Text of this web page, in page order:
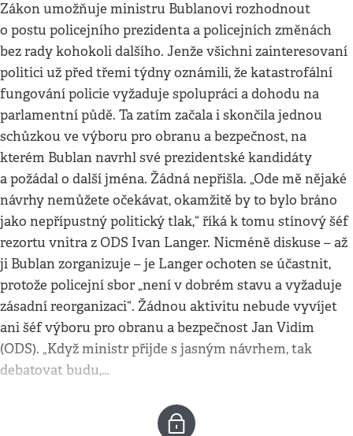
Zákon umožňuje ministru Bublanovi rozhodnout
o postu policejního prezidenta a policejních změnách
bez rady kohokoli dalšího. Jenže všichni zainteresovaní
politici už před třemi týdny oznámili, že katastrofální
fungování policie vyžaduje spolupráci a dohodu na
parlamentní půdě. Ta zatím začala i skončila jednou
schůzkou ve výboru pro obranu a bezpečnost, na
kterém Bublan navrhl své prezidentské kandidáty
a požádal o další jména. Žádná nepřišla. „Ode mě nějaké
návrhy nemůžete očekávat, okamžitě by to bylo bráno
jako nepřípustný politický tlak,“ říká k tomu stínový šéf
rezortu vnitra z ODS Ivan Langer. Nicméně diskuse – až
ji Bublan zorganizuje – je Langer ochoten se účastnit,
protože policejní sbor „není v dobrém stavu a vyžaduje
zásadní reorganizaci“. Žádnou aktivitu nebude vyvíjet
ani šéf výboru pro obranu a bezpečnost Jan Vidím
(ODS). „Když ministr přijde s jasným návrhem, tak
debatovat budu,…